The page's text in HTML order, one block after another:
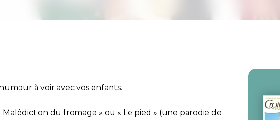
à voir avec vos enfants.
Malédiction du fromage » ou « Le pied » (une parodie de